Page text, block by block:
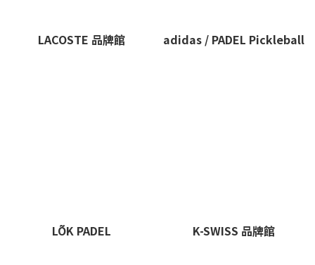
LACOSTE 品牌館 adidas / PADEL Pickleball
LÕK PADEL K-SWISS 品牌館